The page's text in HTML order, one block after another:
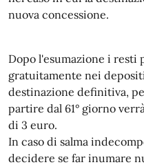
nuova concessione.
Dopo l'esumazione i resti
gratuitamente nei
destinazione definitiva,
partire dal 61° giorno
di 3 euro.
In caso di salma
decidere se far inumare